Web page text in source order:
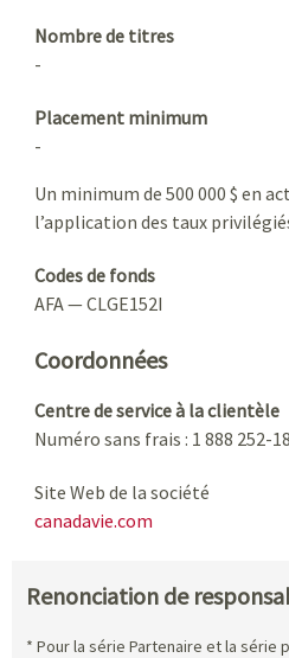
Nombre de titres
-
Placement minimum
-
Un minimum de 500 000 $ en
l’application des taux
Codes de fonds
AFA — CLGE152I
Coordonnées
Centre de service à la clientèle
Numéro sans frais : 1 888 252-
Site Web de la société
canadavie.com
Renonciation de
* Pour la série Partenaire et la série